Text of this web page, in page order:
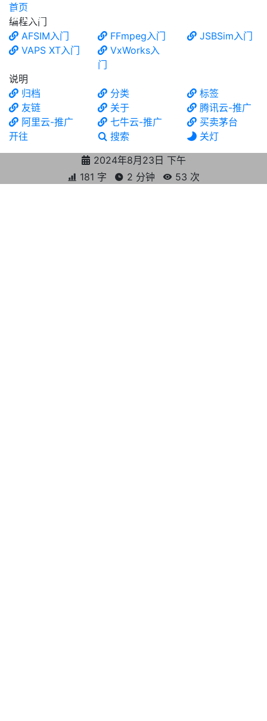
食铁兽
首页
编程入门
AFSIM入门
FFmpeg入门
JSBSim入门
VAPS XT入门
VxWorks入
门
说明
归档
分类
标签
友链
关于
腾讯云-推广
阿里云-推广
七牛云-推广
买卖茅台
开往
搜索
关灯
2024年8月23日 下午
181 字
2 分钟 53 次